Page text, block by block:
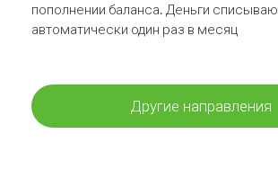
пополнении баланса. Деньги
автоматически один раз в месяц
Другие направления